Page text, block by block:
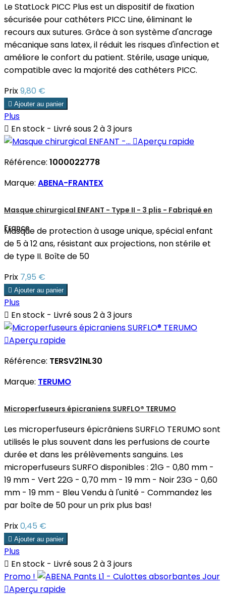
Le StatLock PICC Plus est un dispositif de fixation
sécurisée pour cathéters PICC Line, éliminant le
recours aux sutures. Grâce à son système d'ancrage
mécanique sans latex, il réduit les risques d'infection et
améliore le confort du patient. Stérile, usage unique,
compatible avec la majorité des cathéters PICC.
Prix9,80 €
 Ajouter au panier
Plus
 En stock - Livré sous 2 à 3 jours
Aperçu rapide
Référence: 1000022778
Marque: ABENA-FRANTEX
Masque chirurgical ENFANT - Type II - 3 plis - Fabriqué en
France
Masque de protection à usage unique, spécial enfant
de 5 à 12 ans, résistant aux projections, non stérile et
de type II. Boîte de 50
Prix 7,95 €
 Ajouter au panier
Plus
 En stock - Livré sous 2 à 3 jours
Aperçu rapide
Référence: TERSV21NL30
Marque: TERUMO
Microperfuseurs épicraniens SURFLO® TERUMO
Les microperfuseurs épicrâniens SURFLO TERUMO sont
utilisés le plus souvent dans les perfusions de courte
durée et dans les prélèvements sanguins. Les
microperfuseurs SURFO disponibles : 21G - 0,80 mm -
19 mm - Vert 22G - 0,70 mm - 19 mm - Noir 23G - 0,60
mm - 19 mm - Bleu Vendu à l'unité - Commandez les
par boîte de 50 pour un prix plus bas!
Prix0,45 €
 Ajouter au panier
Plus
 En stock - Livré sous 2 à 3 jours
Promo !
Aperçu rapide